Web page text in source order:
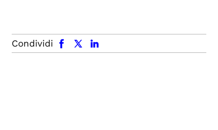
Condividi
facebook x.com linkedin